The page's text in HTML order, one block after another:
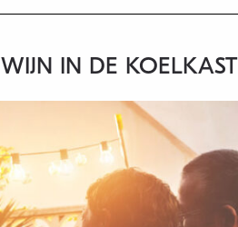
IN DE KOELKAST